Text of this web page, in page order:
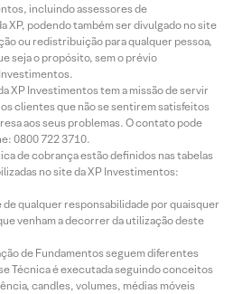
incluindo assessores de
XP, podendo também ser divulgado no site
ou redistribuição para qualquer pessoa,
seja o propósito, sem o prévio
XP Investimentos tem a missão de servir
clientes que não se sentirem satisfeitos
aos seus problemas. O contato pode
0800 722 3710.
de cobrança estão definidos nas tabelas
no site da XP Investimentos:
qualquer responsabilidade por quaisquer
venham a decorrer da utilização deste
de Fundamentos seguem diferentes
Técnica é executada seguindo conceitos
candles, volumes, médias móveis